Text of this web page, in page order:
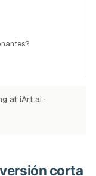
at iArt.ai ·
corta